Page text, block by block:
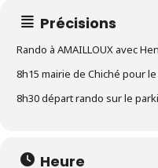
Précisions
Rando à AMAILLOUX avec
8h15 mairie de Chiché pour
8h30 départ rando sur le
Heure